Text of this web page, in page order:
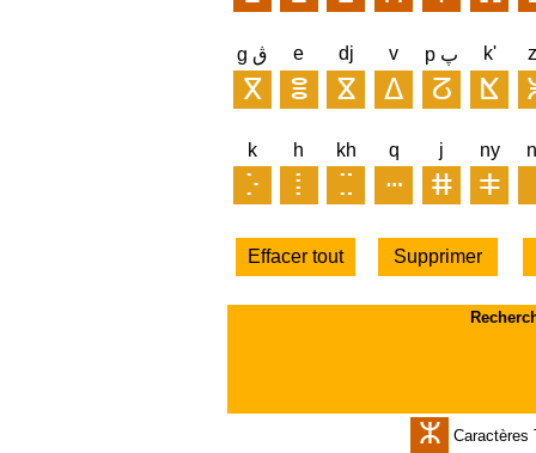
g ڨ e dj v p پ k'
k h kh q j ny
ⵣ Caractères